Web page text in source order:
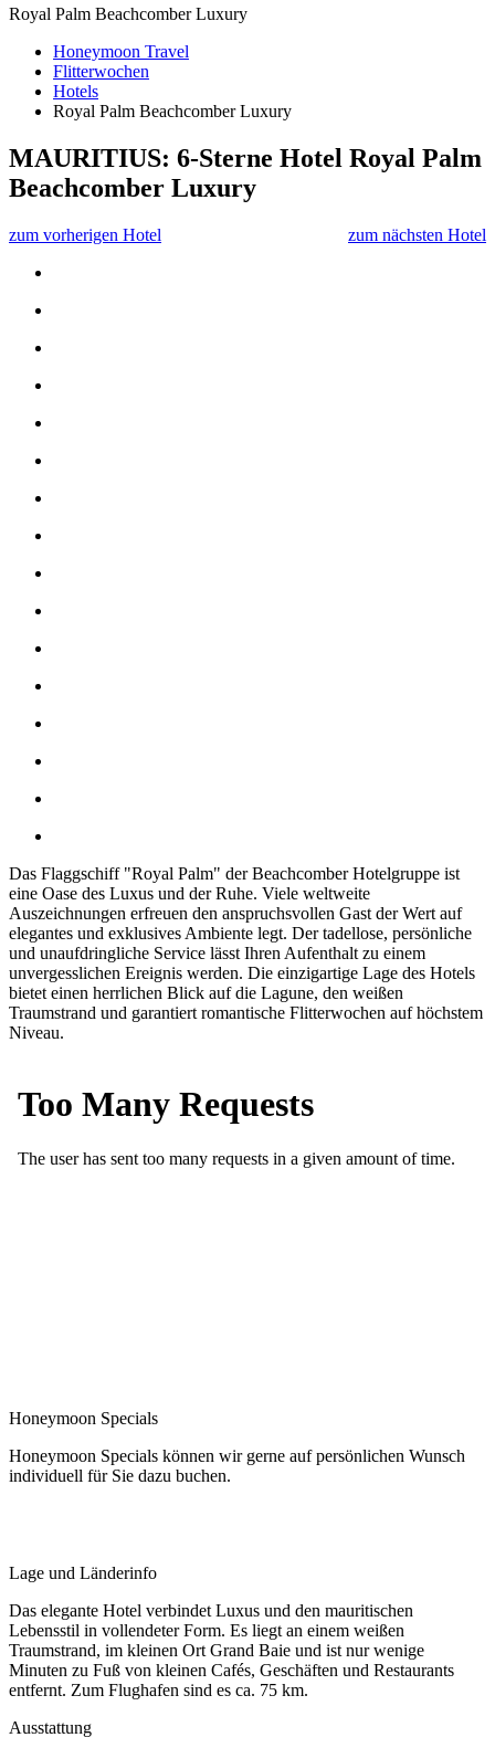
Royal Palm Beachcomber Luxury
Honeymoon Travel
Flitterwochen
Hotels
Royal Palm Beachcomber Luxury
MAURITIUS: 6-Sterne Hotel Royal Palm
Beachcomber Luxury
zum vorherigen Hotel zum nächsten Hotel
Das Flaggschiff "Royal Palm" der Beachcomber Hotelgruppe ist
eine Oase des Luxus und der Ruhe. Viele weltweite
Auszeichnungen erfreuen den anspruchsvollen Gast der Wert auf
elegantes und exklusives Ambiente legt. Der tadellose, persönliche
und unaufdringliche Service lässt Ihren Aufenthalt zu einem
unvergesslichen Ereignis werden. Die einzigartige Lage des Hotels
bietet einen herrlichen Blick auf die Lagune, den weißen
Traumstrand und garantiert romantische Flitterwochen auf höchstem
Niveau.
Honeymoon Specials
Honeymoon Specials können wir gerne auf persönlichen Wunsch
individuell für Sie dazu buchen.
Lage und Länderinfo
Das elegante Hotel verbindet Luxus und den mauritischen
Lebensstil in vollendeter Form. Es liegt an einem weißen
Traumstrand, im kleinen Ort Grand Baie und ist nur wenige
Minuten zu Fuß von kleinen Cafés, Geschäften und Restaurants
entfernt. Zum Flughafen sind es ca. 75 km.
Ausstattung